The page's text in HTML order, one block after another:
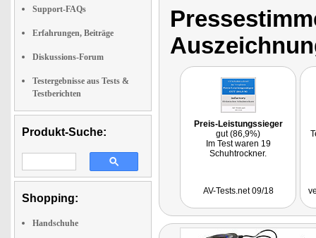
Support-FAQs
Erfahrungen, Beiträge
Diskussions-Forum
Testergebnisse aus Tests &
Testberichten
Produkt-Suche:
Shopping:
Handschuhe
Preis-Leistungssieger
gut (86,9%)
Im Test waren 19
Schuhtrockner.
AV-Tests.net 09/18